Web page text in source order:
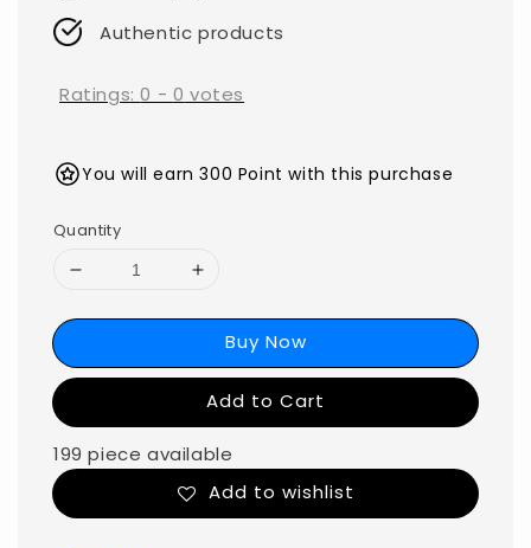
Authentic products
Ratings:0 - 0 votes
You will earn 300 Point with this purchase
Quantity
Buy Now
Add to Cart
199 piece available
Add to wishlist